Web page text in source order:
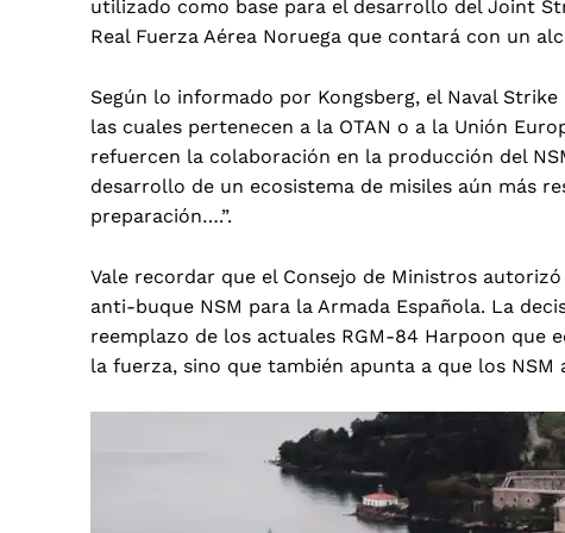
utilizado como base para el desarrollo del Joint
Real Fuerza Aérea Noruega que contará con un
Según lo informado por Kongsberg, el Naval
las cuales pertenecen a la OTAN o a la Unión
refuercen la colaboración en la producción del
desarrollo de un ecosistema de misiles aún más
preparación….”.
Vale recordar que el Consejo de Ministros autorizó
anti-buque NSM para la Armada Española. La
reemplazo de los actuales RGM-84 Harpoon que
la fuerza, sino que también apunta a que los NSM